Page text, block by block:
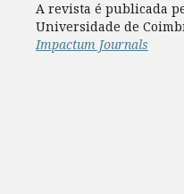
A revista é publicada
Universidade de
Impactum Journals